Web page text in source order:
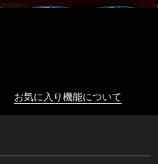
お気に入り機能について